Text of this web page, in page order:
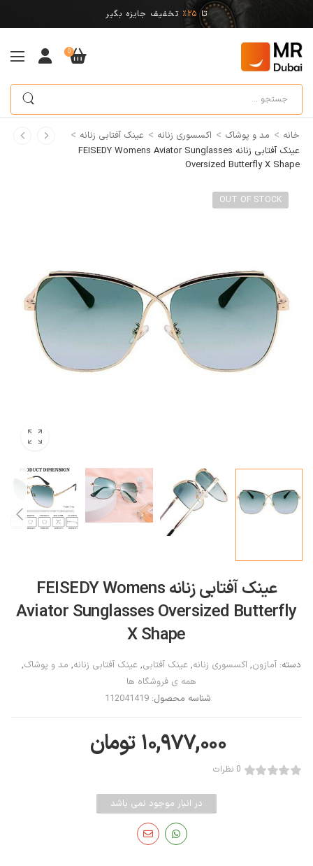
تا 25% تخفیف جایزه بگیر
0
خانه > مد و پوشاک > اکسسوری زنانه > عینک آفتابی زنانه >
عینک آفتابی زنانه FEISEDY Womens Aviator Sunglasses
Oversized Butterfly X Shape
OUT OF STOCK
عینک آفتابی زنانه FEISEDY Womens
Aviator Sunglasses Oversized Butterfly
X Shape
دسته:آمازون, اکسسوری زنانه, عینک آفتابی, عینک آفتابی زنانه, مد و پوشاک,
همه ی فروشگاه ها
شناسه محصول:112041419
۱۰,۹۷۷,۰۰۰ تومان
0 نظرات
در انبار موجود نمی باشد